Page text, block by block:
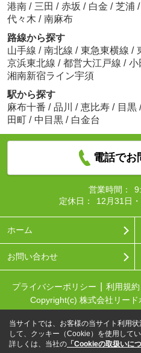
港南 / 三田 / 赤坂 / 白金 / 芝浦 /
代々木 / 南麻布
路線から探す
山手線 / 南北線 / 東急東横線 /
京浜東北線 / 都営大江戸線 / 小
湘南新宿ライン宇須
駅から探す
麻布十番 / 品川 / 恵比寿 / 目黒 /
田町 / 中目黒 / 白金台
電話でお
営業時間：
定休日：
12月31日
ホーム
お問い合わせ
プライバシーポリシー 利用規約
Copyright(c) 株式会社リー
当サイトでは、お客様の当サイト利用
して、クッキー（Cookie）を使用してい
詳しくは、当社の 「Cookieの取扱いに